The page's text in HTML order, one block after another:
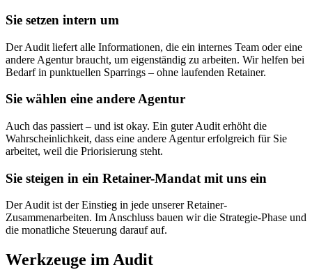
Sie setzen intern um
Der Audit liefert alle Informationen, die ein internes Team oder eine
andere Agentur braucht, um eigenständig zu arbeiten. Wir helfen bei
Bedarf in punktuellen Sparrings – ohne laufenden Retainer.
Sie wählen eine andere Agentur
Auch das passiert – und ist okay. Ein guter Audit erhöht die
Wahrscheinlichkeit, dass eine andere Agentur erfolgreich für Sie
arbeitet, weil die Priorisierung steht.
Sie steigen in ein Retainer-Mandat mit uns ein
Der Audit ist der Einstieg in jede unserer Retainer-
Zusammenarbeiten. Im Anschluss bauen wir die Strategie-Phase und
die monatliche Steuerung darauf auf.
Werkzeuge im Audit